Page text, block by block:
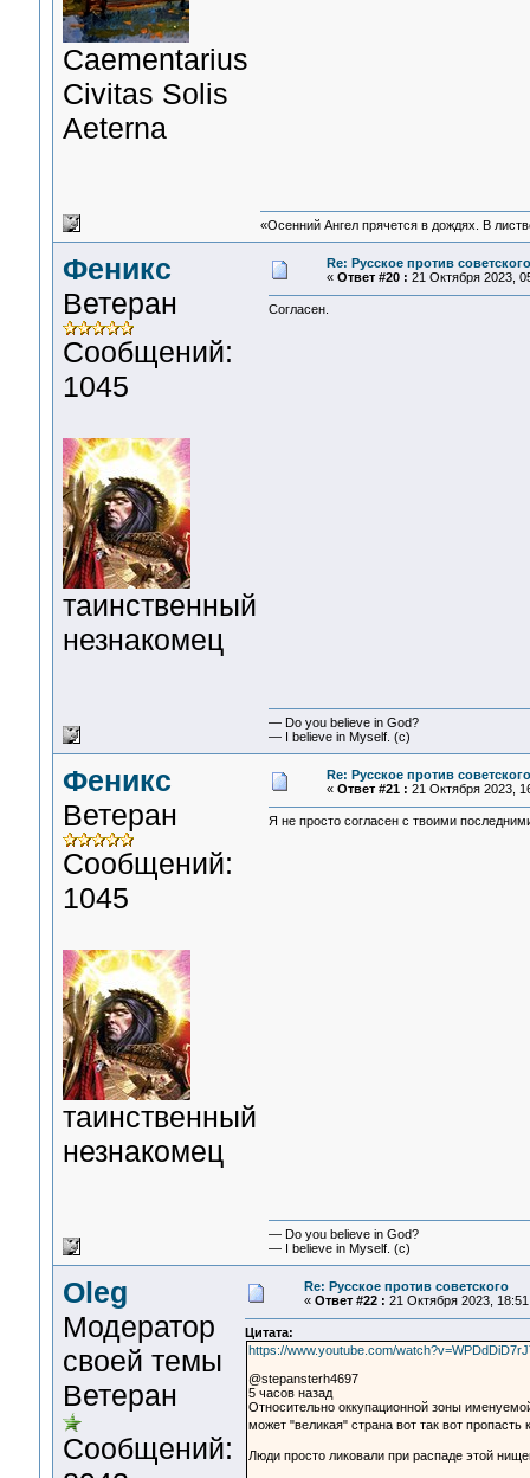
Сaementarius
Civitas Solis
Aeterna
«Осенний Ангел прячется в дождях. В
Феникс
Ветеран
Сообщений:
1045
таинственный
незнакомец
Re: Русское против советского
« Ответ #20 : 21 Октября 2023,
Согласен.
— Do you believe in God?
— I believe in Myself. (c)
Феникс
Ветеран
Сообщений:
1045
таинственный
незнакомец
Re: Русское против советского
« Ответ #21 : 21 Октября 2023,
Я не просто согласен с твоими
— Do you believe in God?
— I believe in Myself. (c)
Oleg
Модератор
своей темы
Ветеран
Сообщений:
Re: Русское против советского
« Ответ #22 : 21 Октября 2023,
Цитата:
https://www.youtube.com/
@stepansterh4697
5 часов назад
Относительно оккупационной зоны
может "великая" страна вот так вот
Люди просто ликовали при распаде этой